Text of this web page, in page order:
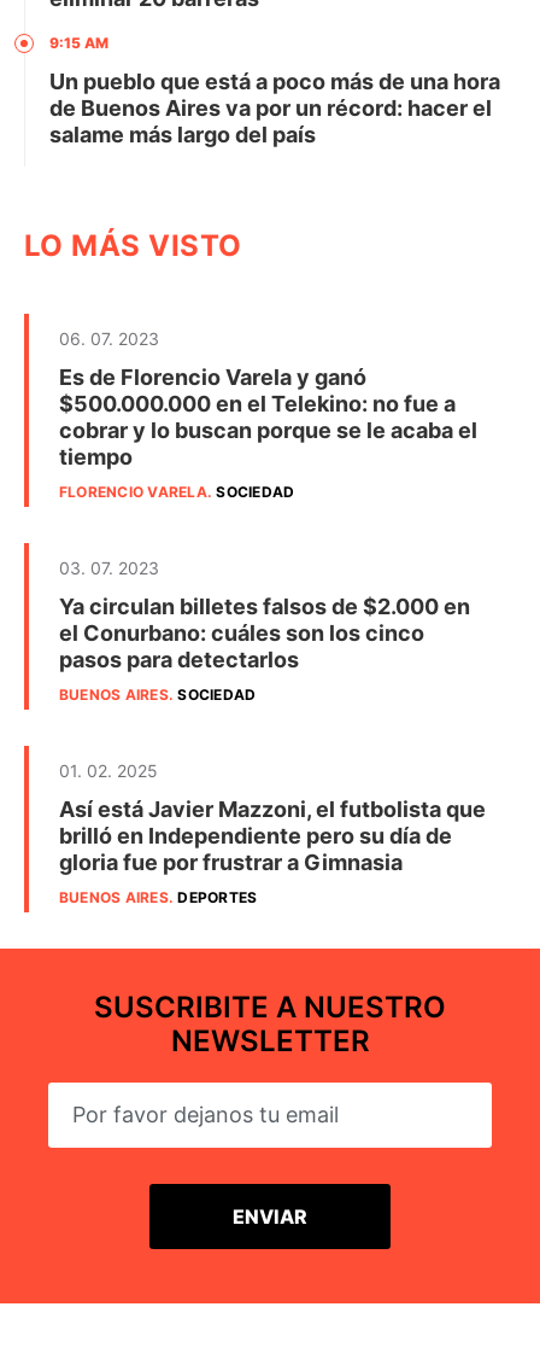
9:15 AM
Un pueblo que está a poco más de una hora
de Buenos Aires va por un récord: hacer el
salame más largo del país
LO MÁS VISTO
06. 07. 2023
Es de Florencio Varela y ganó
$500.000.000 en el Telekino: no fue a
cobrar y lo buscan porque se le acaba el
tiempo
FLORENCIO VARELA.SOCIEDAD
03. 07. 2023
Ya circulan billetes falsos de $2.000 en
el Conurbano: cuáles son los cinco
pasos para detectarlos
BUENOS AIRES.SOCIEDAD
01. 02. 2025
Así está Javier Mazzoni, el futbolista que
brilló en Independiente pero su día de
gloria fue por frustrar a Gimnasia
BUENOS AIRES.DEPORTES
SUSCRIBITE A NUESTRO
NEWSLETTER